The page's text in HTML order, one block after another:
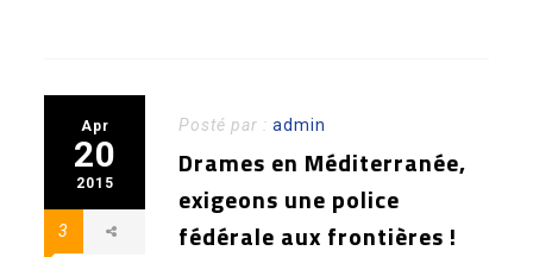
Apr
20
2015
3
Posté par :admin
Drames en Méditerranée,
exigeons une police
fédérale aux frontières !